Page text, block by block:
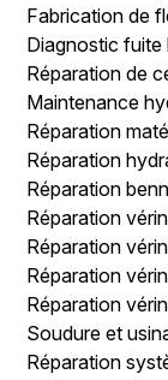
Fabrication de
Diagnostic fuite
Réparation de
Maintenance
Réparation
Réparation
Réparation
Réparation
Réparation
Réparation
Réparation
Soudure et
Réparation